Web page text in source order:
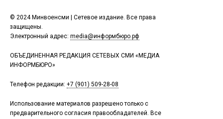
© 2024 Минвоенсми | Сетевое издание. Все права
защищены.
Электронный адрес: media@информбюро.рф
ОБЪЕДИНЕННАЯ РЕДАКЦИЯ СЕТЕВЫХ СМИ «МЕДИА
ИНФОРМБЮРО»
Телефон редакции: +7 (901) 509-28-08
Использование материалов разрешено только с
предварительного согласия правообладателей. Все